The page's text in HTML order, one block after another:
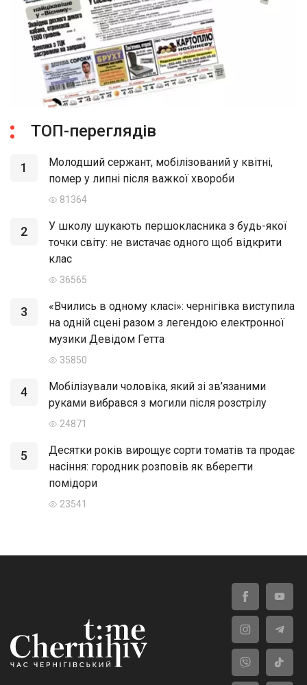
ТОП-переглядів
1
Молодший сержант, мобілізований у квітні,
помер у липні після важкої хвороби
81364
2
У школу шукають першокласника з будь-якої
точки світу: не вистачає одного щоб відкрити
клас
36565
3
«Вчились в одному класі»: чернігівка виступила
на одній сцені разом з легендою електронної
музики Девідом Гетта
35850
4
Мобілізували чоловіка, який зі зв’язаними
руками вибрався з могили після розстрілу
24871
5
Десятки років вирощує сорти томатів та продає
насіння: городник розповів як вберегти
помідори
23541